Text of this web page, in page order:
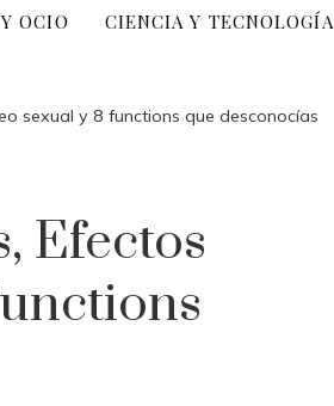
OCIO CIENCIA Y TECNOLOGÍA
sexual y 8 functions que desconocías
Efectos